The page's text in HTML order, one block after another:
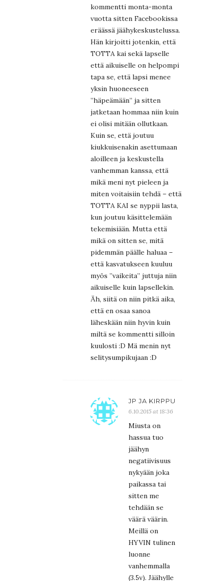
kommentti monta-monta
vuotta sitten Facebookissa
eräässä jäähykeskustelussa.
Hän kirjoitti jotenkin, että
TOTTA kai sekä lapselle
että aikuiselle on helpompi
tapa se, että lapsi menee
yksin huoneeseen
”häpeämään” ja sitten
jatketaan hommaa niin kuin
ei olisi mitään ollutkaan.
Kuin se, että joutuu
kiukkuisenakin asettumaan
aloilleen ja keskustella
vanhemman kanssa, että
mikä meni nyt pieleen ja
miten voitaisiin tehdä – että
TOTTA KAI se nyppii lasta,
kun joutuu käsittelemään
tekemisiään. Mutta että
mikä on sitten se, mitä
pidemmän päälle haluaa –
että kasvatukseen kuuluu
myös ”vaikeita” juttuja niin
aikuiselle kuin lapsellekin.
Äh, siitä on niin pitkä aika,
että en osaa sanoa
läheskään niin hyvin kuin
miltä se kommentti silloin
kuulosti :D Mä menin nyt
selitysumpikujaan :D
JP JA KIRPPU
6.10.2015 at 18:36
Miusta on
hassua tuo
jäähyn
negatiivisuus
nykyään joka
paikassa tai
sitten me
tehdään se
väärä väärin.
Meillä on
HYVIN tulinen
luonne
vanhemmalla
(3.5v). Jäähylle